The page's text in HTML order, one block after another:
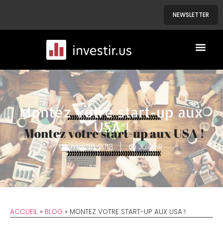
NEWSLETTER
Montez votre start-up aux
USA !
mai 30, 2018 JulienR
ACCUEIL » BLOG » MONTEZ VOTRE START-UP AUX USA !